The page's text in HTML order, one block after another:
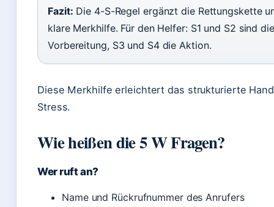
Fazit: Die 4-S-Regel ergänzt die Rettungskette
klare Merkhilfe. Für den Helfer: S1 und S2 sind die
Vorbereitung, S3 und S4 die Aktion.
Diese Merkhilfe erleichtert das strukturierte
Stress.
Wie heißen die 5 W Fragen?
Wer ruft an?
Name und Rückrufnummer des Anrufers